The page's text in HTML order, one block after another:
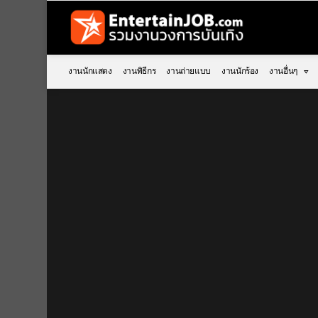
งานนักแสดง งานพิธีกร งานถ่ายแบบ งานนักร้อง งานอื่นๆ